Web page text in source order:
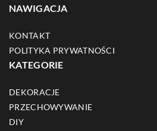
NAWIGACJA
KONTAKT
POLITYKA PRYWATNOŚCI
KATEGORIE
DEKORACJE
PRZECHOWYWANIE
DIY